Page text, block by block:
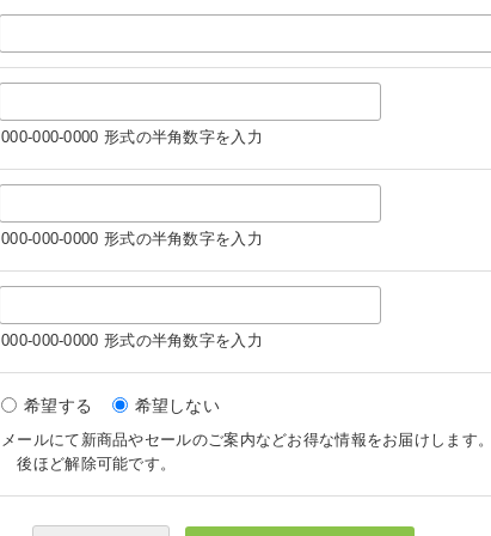
000-000-0000 形式の半角数字を入力
000-000-0000 形式の半角数字を入力
000-000-0000 形式の半角数字を入力
希望する 希望しない
メールにて新商品やセールのご案内などお得な情報をお届けします
後ほど解除可能です。